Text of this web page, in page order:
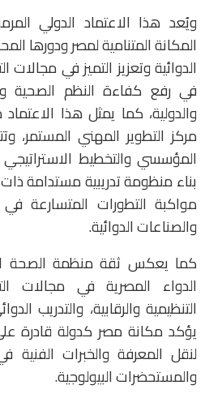
ويُعد هذا الاعتماد الدولي
المكانة المتنامية لمصر ودورها
الدوائية وتعزيز التميز في
في رفع كفاءة النظم الصحية
والدولية، كما يمثل هذا
مركز التطوير المهني المستمر،
المؤسسي والتخطيط
بناء منظومة تدريبية مستدامة
مواكبة التطورات المتسارعة
والصناعات الدوائية.
كما يعكس ثقة منظمة الصحة
الدواء المصرية في مجالات
التنظيمية والرقابية، والتدريب
يؤكد مكانة مصر كدولة قادرة
لنقل المعرفة والخبرات
والمستحضرات البيولوجية.